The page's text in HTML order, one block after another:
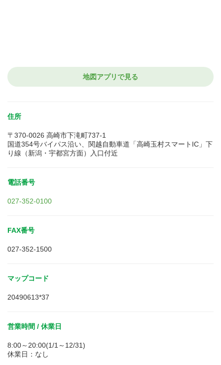
地図アプリで見る
住所
〒370-0026 高崎市下滝町737-1
国道354号バイパス沿い、関越自動車道「高崎玉村スマートIC」下
り線（新潟・宇都宮方面）入口付近
電話番号
027-352-0100
FAX番号
027-352-1500
マップコード
20490613*37
営業時間 / 休業日
8:00～20:00(1/1～12/31)
休業日：なし